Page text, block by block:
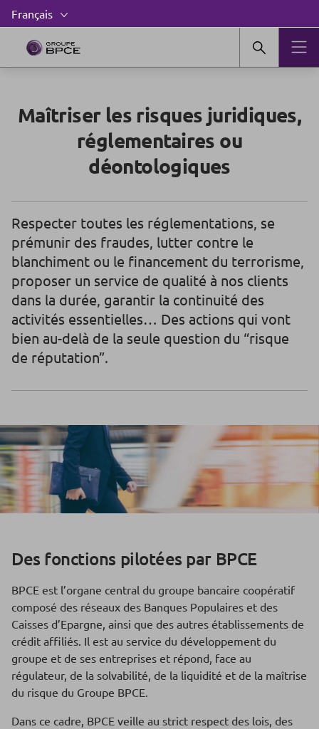
Maîtriser les risques juridiques,
réglementaires ou
déontologiques
Respecter toutes les réglementations, se
prémunir des fraudes, lutter contre le
blanchiment ou le financement du terrorisme,
proposer un service de qualité à nos clients
dans la durée, garantir la continuité des
activités essentielles… Des actions qui vont
bien au-delà de la seule question du “risque
de réputation”.
Des fonctions pilotées par BPCE
BPCE est l’organe central du groupe bancaire coopératif
composé des réseaux des Banques Populaires et des
Caisses d’Epargne, ainsi que des autres établissements de
crédit affiliés. Il est au service du développement du
groupe et de ses entreprises et répond, face au
régulateur, de la solvabilité, de la liquidité et de la maîtrise
du risque du Groupe BPCE.
Dans ce cadre, BPCE veille au strict respect des lois, des